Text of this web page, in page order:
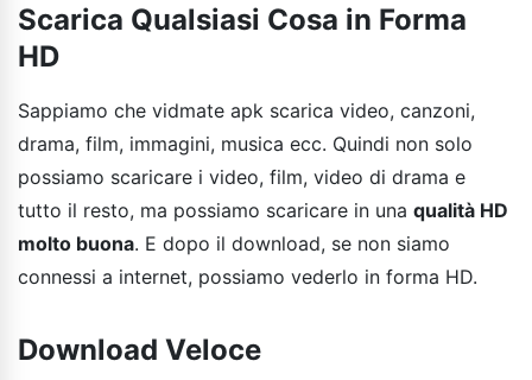
Scarica Qualsiasi Cosa in Forma
HD
Sappiamo che vidmate apk scarica video, canzoni,
drama, film, immagini, musica ecc. Quindi non solo
possiamo scaricare i video, film, video di drama e
tutto il resto, ma possiamo scaricare in una qualità HD
molto buona. E dopo il download, se non siamo
connessi a internet, possiamo vederlo in forma HD.
Download Veloce